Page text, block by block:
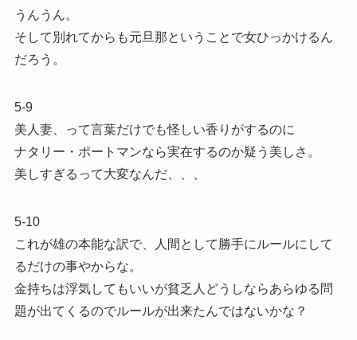
うんうん。
そして別れてからも元旦那ということで女ひっかけるん
だろう。
5-9
美人妻、って言葉だけでも怪しい香りがするのに
ナタリー・ポートマンなら実在するのか疑う美しさ。
美しすぎるって大変なんだ、、、
5-10
これが雄の本能な訳で、人間として勝手にルールにして
るだけの事やからな。
金持ちは浮気してもいいが貧乏人どうしならあらゆる問
題が出てくるのでルールが出来たんではないかな？